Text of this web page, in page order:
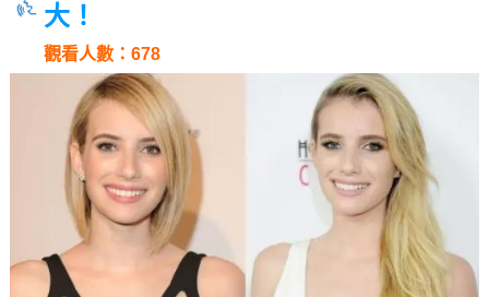
大！
觀看人數：678